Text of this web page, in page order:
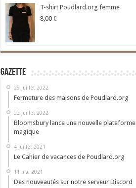
T-shirt Poudlard.org femme
8,00 €
Gazette
29 juillet 2022
Fermeture des maisons de Poudlard.org
22 juillet 2022
Bloomsbury lance une nouvelle plateforme
magique
4 juillet 2021
Le Cahier de vacances de Poudlard.org
11 mai 2021
Des nouveautés sur notre serveur Discord